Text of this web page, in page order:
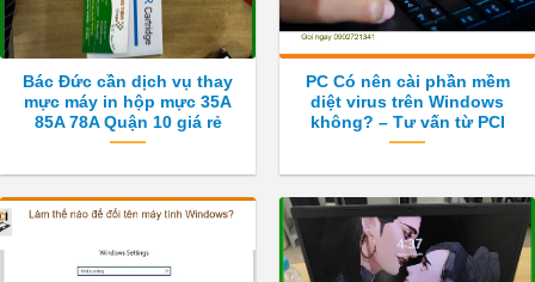
Bác Đức cần dịch vụ thay
mực máy in hộp mực 35A
85A 78A Quận 10 giá rẻ
PC Có nên cài phần mềm
diệt virus trên Windows
không? – Tư vấn từ PCI